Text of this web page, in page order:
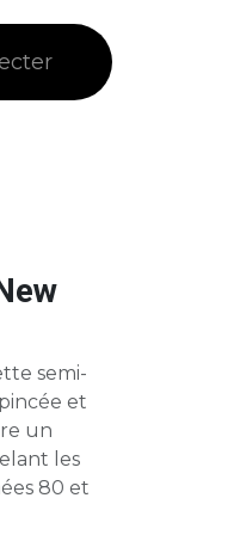
semi-
et
un
les
80 et